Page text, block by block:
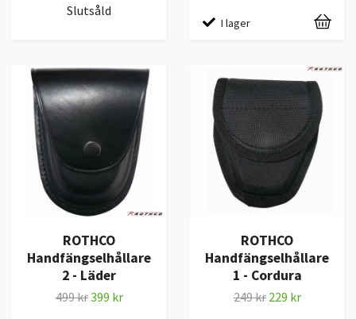
Slutsåld
I lager
ROTHCO
Handfängselhållare
2 - Läder
499 kr399 kr
ROTHCO
Handfängselhållare
1 - Cordura
249 kr 229 kr